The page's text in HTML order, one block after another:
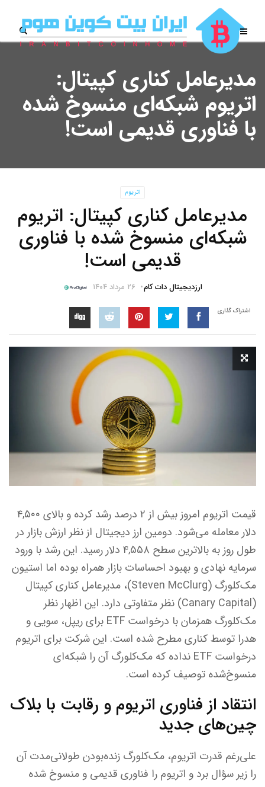
مدیرعامل کناری کپیتال:
اتریوم شبکه‌ای منسوخ شده
با فناوری قدیمی است!
اتریوم
مدیرعامل کناری کپیتال: اتریوم
شبکه‌ای منسوخ شده با فناوری
قدیمی است!
ارزدیجیتال دات کام ۲۶ مرداد ۱۴۰۴
اشتراک گذاری
قیمت اتریوم امروز بیش از ۲ درصد رشد کرده و بالای ۴,۵۰۰
دلار معامله می‌شود. دومین ارز دیجیتال از نظر ارزش بازار در
طول روز به بالاترین سطح ۴,۵۵۸ دلار رسید. این رشد با ورود
سرمایه نهادی و بهبود احساسات بازار همراه بوده اما استیون
مک‌کلورگ ‎(Steven McClurg)، مدیرعامل کناری کپیتال
‎(Canary Capital) نظر متفاوتی دارد. این اظهار نظر
مک‌کلورگ همزمان با درخواست ETF برای ریپل، سویی و
هدرا توسط کناری مطرح شده است. این شرکت برای اتریوم
درخواست ETF نداده که مک‌کلورگ آن را شبکه‌ای
منسوخ‌شده توصیف کرده است.
انتقاد از فناوری اتریوم و رقابت با بلاک
چین‌های جدید
علی‌رغم قدرت اتریوم، مک‌کلورگ زنده‌بودن طولانی‌مدت آن
را زیر سؤال برد و اتریوم را فناوری قدیمی و منسوخ شده